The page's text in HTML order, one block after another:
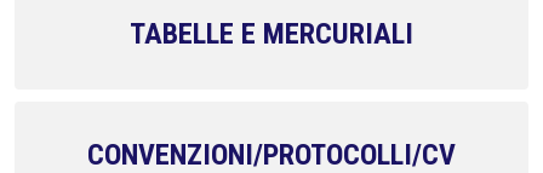
TABELLE E MERCURIALI
CONVENZIONI/PROTOCOLLI/CV